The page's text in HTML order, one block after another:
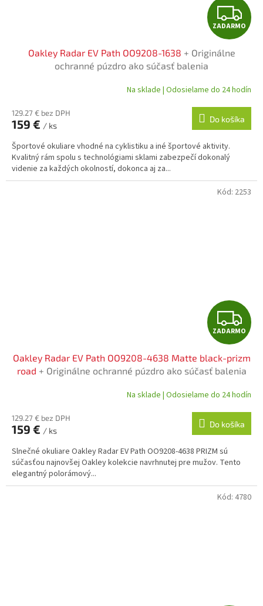
Z
A
A
R
M
ZADARMO
Oakley Radar EV Path OO9208-1638 + Originálne
ochranné púzdro ako súčasť balenia
Na sklade | Odosielame do 24 hodín
129.27 € bez DPH
159 € / ks
Do košíka
Športové okuliare vhodné na cyklistiku a iné športové aktivity.
Kvalitný rám spolu s technológiami sklami zabezpečí dokonalý
videnie za každých okolností, dokonca aj za...
Z
A
D
A
R
M
ZADARMO
Oakley Radar EV Path OO9208-4638 Matte black-prizm
road + Originálne ochranné púzdro ako súčasť balenia
Na sklade | Odosielame do 24 hodín
129.27 € bez DPH
159 € / ks
Do košíka
Slnečné okuliare Oakley Radar EV Path OO9208-4638 PRIZM sú
súčasťou najnovšej Oakley kolekcie navrhnutej pre mužov. Tento
elegantný polorámový...
Kód: 2253
Kód: 4780